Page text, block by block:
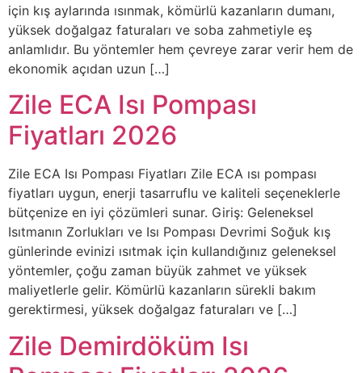
için kış aylarında ısınmak, kömürlü kazanların dumanı,
yüksek doğalgaz faturaları ve soba zahmetiyle eş
anlamlıdır. Bu yöntemler hem çevreye zarar verir hem de
ekonomik açıdan uzun […]
Zile ECA Isı Pompası
Fiyatları 2026
Zile ECA Isı Pompası Fiyatları Zile ECA ısı pompası
fiyatları uygun, enerji tasarruflu ve kaliteli seçeneklerle
bütçenize en iyi çözümleri sunar. Giriş: Geleneksel
Isıtmanın Zorlukları ve Isı Pompası Devrimi Soğuk kış
günlerinde evinizi ısıtmak için kullandığınız geleneksel
yöntemler, çoğu zaman büyük zahmet ve yüksek
maliyetlerle gelir. Kömürlü kazanların sürekli bakım
gerektirmesi, yüksek doğalgaz faturaları ve […]
Zile Demirdöküm Isı